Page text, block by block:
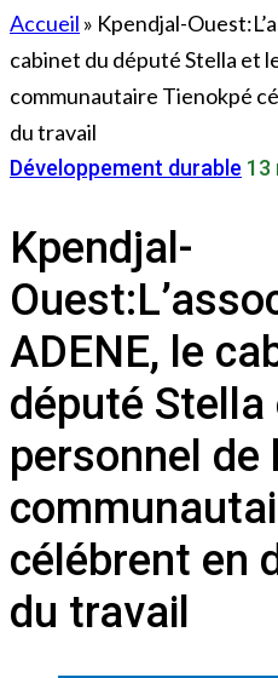
Accueil » Kpendjal-
cabinet du député Stella et
communautaire Tienokpé
du travail
Développement durable 13
Kpendjal-
ADENE, le
député Stella
personnel de
célébrent en
du travail